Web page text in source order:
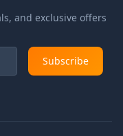
and exclusive offers
Subscribe